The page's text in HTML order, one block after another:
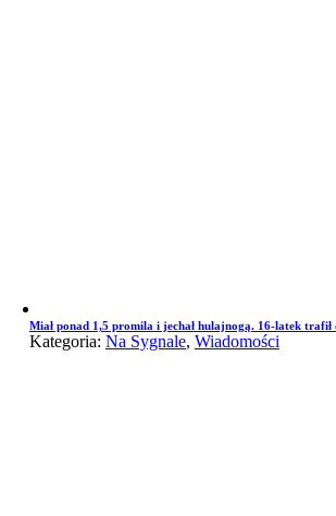
Miał ponad 1,5 promila i jechał hulajnogą. 16-latek trafił
Kategoria: Na Sygnale, Wiadomości